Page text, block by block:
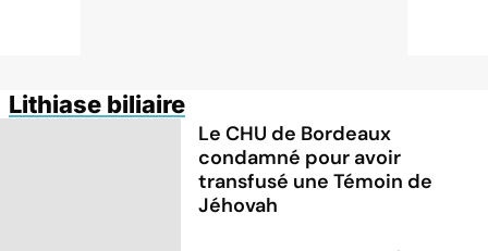
Lithiase biliaire
Le CHU de Bordeaux
condamné pour avoir
transfusé une Témoin de
Jéhovah